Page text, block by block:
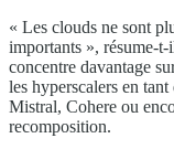
« Les clouds ne sont
importants », résume-
concentre davantage
les hyperscalers en
Mistral, Cohere ou
recomposition.